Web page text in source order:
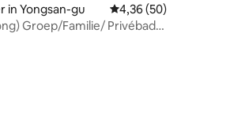
van 4,83 op 5, 29 recensies
in Yongsan-gu Gemiddelde
4,36 (50)
Groep/Familie/ Privébad